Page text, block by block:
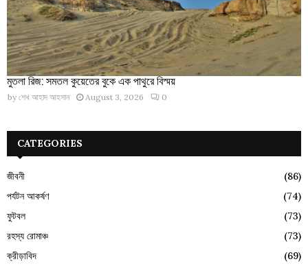
মুতলা রিজ: সমতল কুয়েতের বুকে এক পাথুরে বিস্ময়
by শেখ আহাদ আহসান August 3, 2026 0
CATEGORIES
জীবনী
(86)
পর্যটন আকর্ষণ
(74)
ফুটবল
(73)
রহস্য রোমাঞ্চ
(73)
ক্রীড়াবিদ
(69)